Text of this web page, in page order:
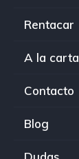
Rentacar
A la carta
Contacto
Blog